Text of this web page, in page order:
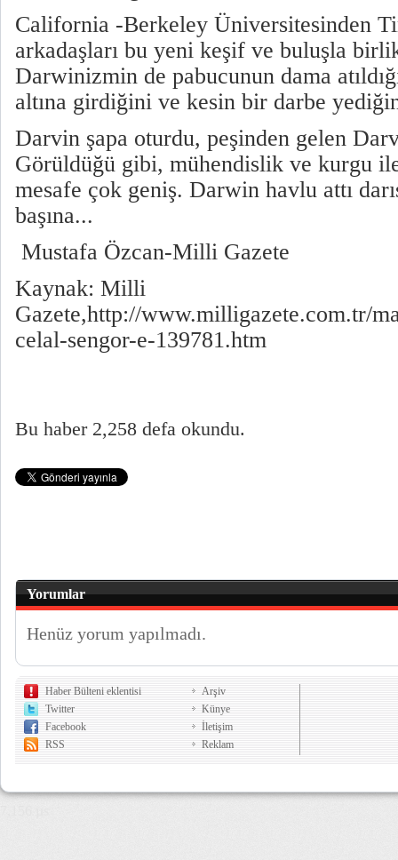
California -Berkeley Üniversitesinden
arkadaşları bu yeni keşif ve buluşla
Darwinizmin de pabucunun dama
altına girdiğini ve kesin bir darbe
Darvin şapa oturdu, peşinden gelen
Görüldüğü gibi, mühendislik ve kurgu
mesafe çok geniş. Darwin havlu attı
başına...
Mustafa Özcan-Milli Gazete
Kaynak: Milli
Gazete,http://www.milligazete.com.tr/
celal-sengor-e-139781.htm
Bu haber 2,258 defa okundu.
Yorumlar
Henüz yorum yapılmadı.
Haber Bülteni eklentisi
Twitter
Facebook
RSS
Arşiv
Künye
İletişim
Reklam